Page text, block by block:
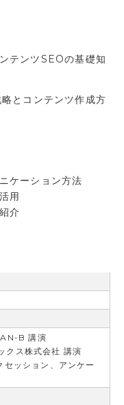
テンツSEOの基礎知
とコンテンツ作成方
ケーション方法
用
介
B 講演
ス株式会社 講演
ッション、アンケー